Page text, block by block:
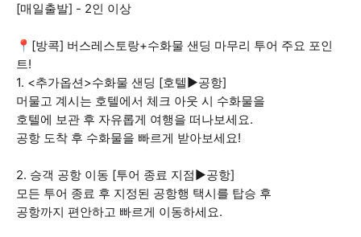
[매일출발] - 2인 이상
📍[방콕] 버스레스토랑+수화물 샌딩 마무리 투어 주요 포인
트!
1. <추가옵션>수화물 샌딩 [호텔▶공항]
머물고 계시는 호텔에서 체크 아웃 시 수화물을
호텔에 보관 후 자유롭게 여행을 떠나보세요.
공항 도착 후 수화물을 빠르게 받아보세요!
2. 승객 공항 이동 [투어 종료 지점▶공항]
모든 투어 종료 후 지정된 공항행 택시를 탑승 후
공항까지 편안하고 빠르게 이동하세요.